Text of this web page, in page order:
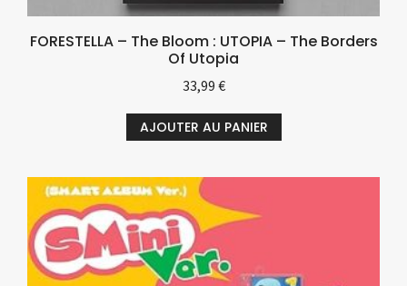
FORESTELLA – The Bloom : UTOPIA – The Borders
Of Utopia
33,99 €
AJOUTER AU PANIER